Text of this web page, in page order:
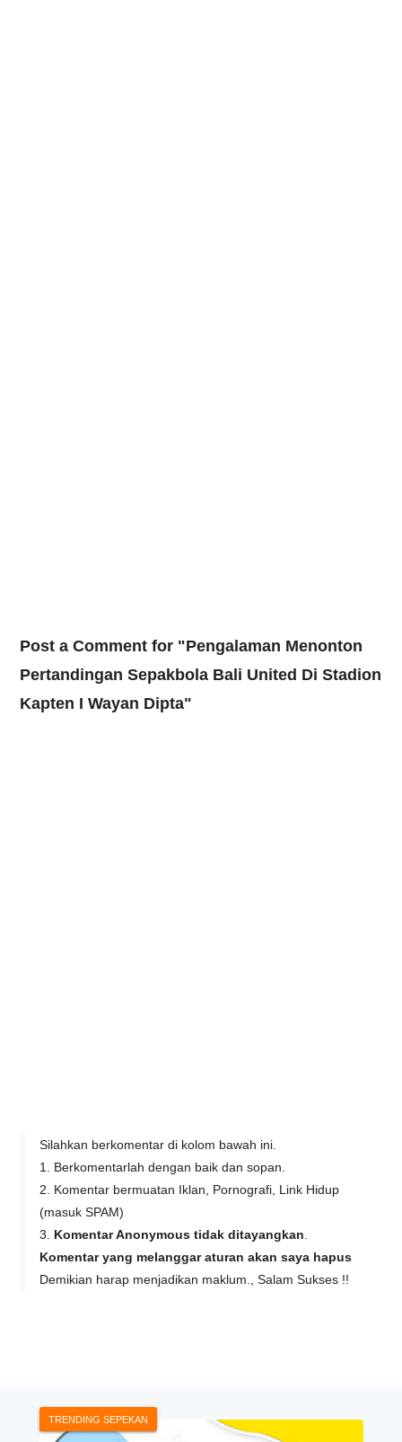
Post a Comment for "Pengalaman Menonton
Pertandingan Sepakbola Bali United Di Stadion
Kapten I Wayan Dipta"
Silahkan berkomentar di kolom bawah ini.
1. Berkomentarlah dengan baik dan sopan.
2. Komentar bermuatan Iklan, Pornografi, Link Hidup
(masuk SPAM)
3. Komentar Anonymous tidak ditayangkan.
Komentar yang melanggar aturan akan saya hapus
Demikian harap menjadikan maklum., Salam Sukses !!
TRENDING SEPEKAN